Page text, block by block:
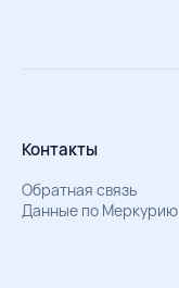
Контакты
Обратная связь
Данные по Меркурию